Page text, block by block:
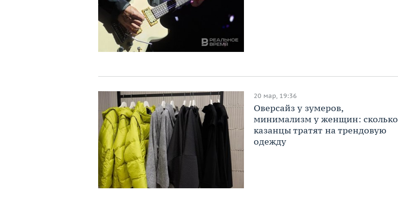
20 мар, 19:36
Оверсайз у зумеров,
минимализм у женщин: сколько
казанцы тратят на трендовую
одежду